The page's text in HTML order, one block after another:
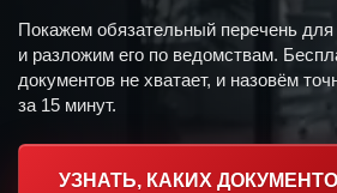
Покажем обязательный перечень для
и разложим его по ведомствам.
документов не хватает, и назовём
за 15 минут.
УЗНАТЬ, КАКИХ